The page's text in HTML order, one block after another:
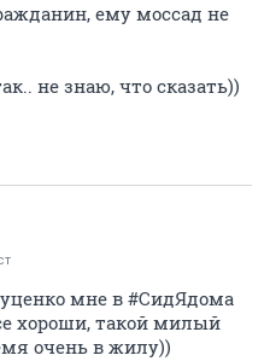
ему моссад не
не знаю, что сказать))
мне в #СидЯдома
хороши, такой милый
очень в жилу))